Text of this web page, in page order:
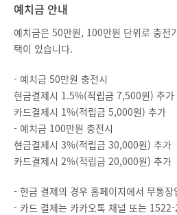
예치금 안내
예치금은 50만원, 100만원 단위로 충전
택이 있습니다.
- 예치금 50만원 충전시
현금결제시 1.5%(적립금 7,500원) 추가
카드결제시 1%(적립금 5,000원) 추가
- 예치금 100만원 충전시
현금결제시 3%(적립금 30,000원) 추가
카드결제시 2%(적립금 20,000원) 추가
- 현금 결제의 경우 홈페이지에서 무통
- 카드 결제는 카카오톡 채널 또는